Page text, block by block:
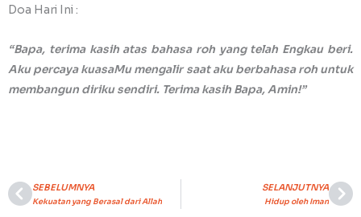
Doa Hari Ini :
“Bapa, terima kasih atas bahasa roh yang telah Engkau beri.
Aku percaya kuasaMu mengalir saat aku berbahasa roh untuk
membangun diriku sendiri. Terima kasih Bapa, Amin!”
Prev
SEBELUMNYA
Kekuatan yang Berasal dari Allah
SELANJUTNYA
Hidup oleh Iman